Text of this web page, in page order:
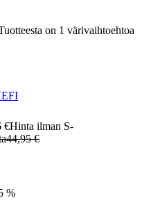
on 1 värivaihtoehtoa
€Hinta ilman S-
44,95 €
%